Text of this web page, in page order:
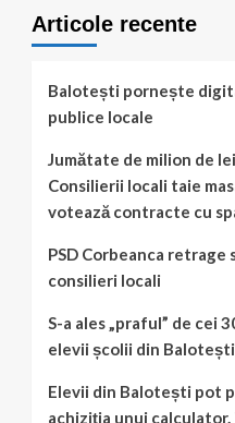
pentru
locali
Articole recente
Balotești pornește
publice locale
Jumătate de milion de
Consilierii locali taie
votează contracte cu
PSD Corbeanca
consilieri locali
S-a ales „praful” de cei
elevii școlii din Balotești
Elevii din Balotești pot
achiziția unui